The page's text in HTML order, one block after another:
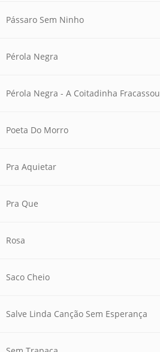
Pássaro Sem Ninho
Pérola Negra
Pérola Negra - A Coitadinha Fracassou
Poeta Do Morro
Pra Aquietar
Pra Que
Rosa
Saco Cheio
Salve Linda Canção Sem Esperança